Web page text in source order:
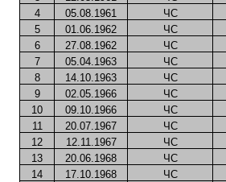
4
05.08.1961
ЧС
5
01.06.1962
ЧС
6
27.08.1962
ЧС
7
05.04.1963
ЧС
8
14.10.1963
ЧС
9
02.05.1966
ЧС
10
09.10.1966
ЧС
11
20.07.1967
ЧС
12
12.11.1967
ЧС
13
20.06.1968
ЧС
14
17.10.1968 ЧС